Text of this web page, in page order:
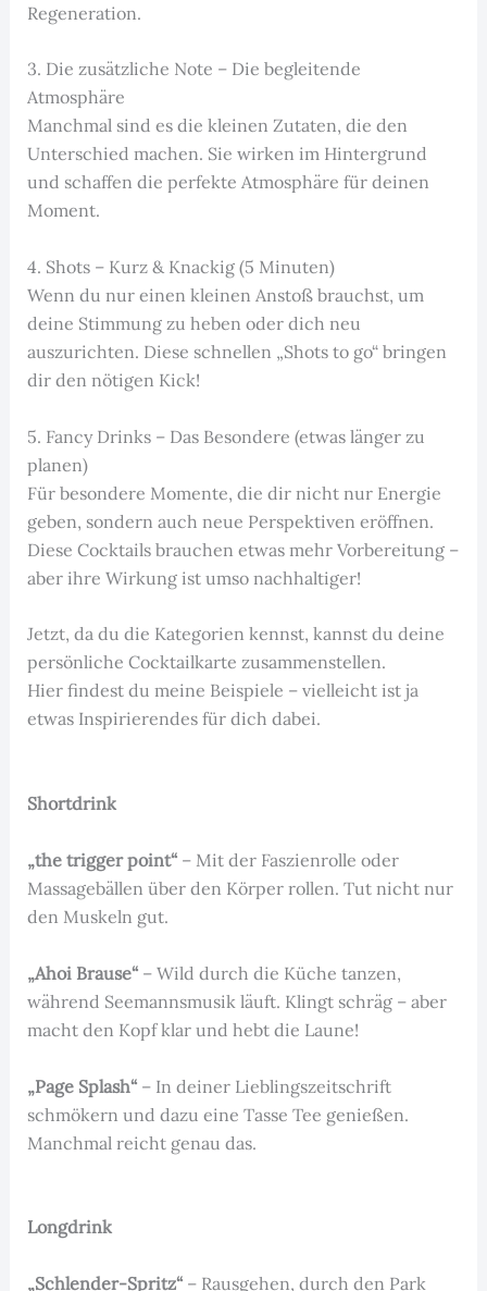
Regeneration.
3. Die zusätzliche Note – Die begleitende
Atmosphäre
Manchmal sind es die kleinen Zutaten, die den
Unterschied machen. Sie wirken im Hintergrund
und schaffen die perfekte Atmosphäre für deinen
Moment.
4. Shots – Kurz & Knackig (5 Minuten)
Wenn du nur einen kleinen Anstoß brauchst, um
deine Stimmung zu heben oder dich neu
auszurichten. Diese schnellen „Shots to go“ bringen
dir den nötigen Kick!
5. Fancy Drinks – Das Besondere (etwas länger zu
planen)
Für besondere Momente, die dir nicht nur Energie
geben, sondern auch neue Perspektiven eröffnen.
Diese Cocktails brauchen etwas mehr Vorbereitung –
aber ihre Wirkung ist umso nachhaltiger!
Jetzt, da du die Kategorien kennst, kannst du deine
persönliche Cocktailkarte zusammenstellen.
Hier findest du meine Beispiele – vielleicht ist ja
etwas Inspirierendes für dich dabei.
Shortdrink
„the trigger point“– Mit der Faszienrolle oder
Massagebällen über den Körper rollen. Tut nicht nur
den Muskeln gut.
„Ahoi Brause“– Wild durch die Küche tanzen,
während Seemannsmusik läuft. Klingt schräg – aber
macht den Kopf klar und hebt die Laune!
„Page Splash“– In deiner Lieblingszeitschrift
schmökern und dazu eine Tasse Tee genießen.
Manchmal reicht genau das.
Longdrink
„Schlender-Spritz“– Rausgehen, durch den Park